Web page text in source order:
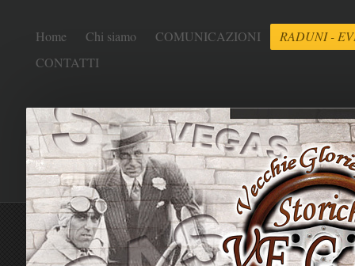
Home Chi siamo COMUNICAZIONI
RADUNI -
CONTATTI